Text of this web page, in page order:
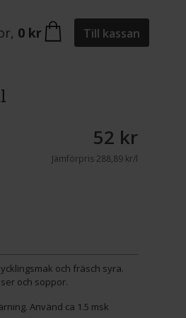
, 0 kr Till kassan
52 kr
Jämförpris288,89 kr/l
och fräsch syra.
och soppor.
Använd ca 1.5 msk